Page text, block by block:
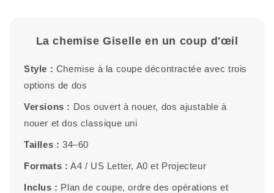
La chemise Giselle en un coup d'œil
Style : Chemise à la coupe décontractée avec trois
options de dos
Versions : Dos ouvert à nouer, dos ajustable à
nouer et dos classique uni
Tailles : 34–60
Formats : A4 / US Letter, A0 et Projecteur
Inclus : Plan de coupe, ordre des opérations et